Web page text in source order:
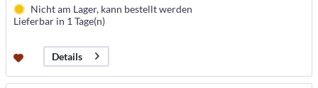
Nicht am Lager, kann bestellt werden
Lieferbar in 1 Tage(n)
Details